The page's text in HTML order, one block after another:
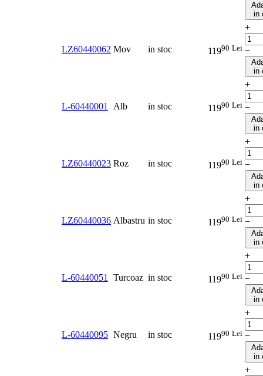
in
LZ60440062 Mov in stoc 11990 Lei
+
−
in
L-60440001 Alb in stoc 11990 Lei
+
−
in
LZ60440023 Roz in stoc 11990 Lei
+
−
in
LZ60440036 Albastru in stoc 11990 Lei
+
−
in
L-60440051 Turcoaz in stoc 11990 Lei
+
−
in
L-60440095 Negru in stoc 11990 Lei
+
−
in
+